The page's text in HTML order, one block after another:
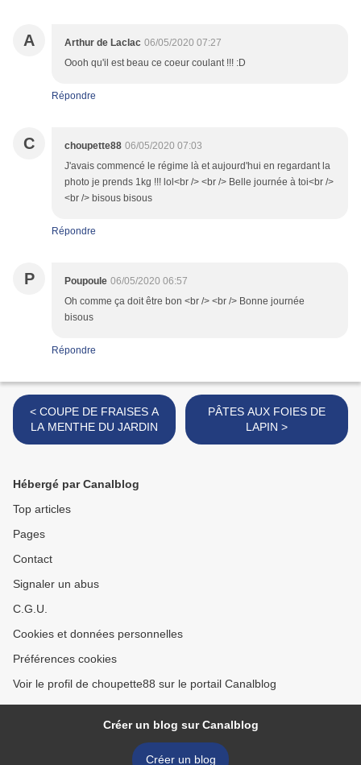
A Arthur de Laclac 06/05/2020 07:27
Oooh qu'il est beau ce coeur coulant !!! :D
Répondre
C choupette88 06/05/2020 07:03
J'avais commencé le régime là et aujourd'hui en regardant la
photo je prends 1kg !!! lol<br /> <br /> Belle journée à toi<br />
<br /> bisous bisous
Répondre
P Poupoule 06/05/2020 06:57
Oh comme ça doit être bon <br /> <br /> Bonne journée
bisous
Répondre
< COUPE DE FRAISES A
LA MENTHE DU JARDIN
PÂTES AUX FOIES DE
LAPIN >
Hébergé par Canalblog
Top articles
Pages
Contact
Signaler un abus
C.G.U.
Cookies et données personnelles
Préférences cookies
Voir le profil de choupette88 sur le portail Canalblog
Créer un blog sur Canalblog
Créer un blog